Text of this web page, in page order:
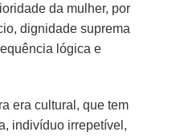
da mulher, por
dignidade suprema
lógica e
era cultural, que tem
indivíduo irrepetível,